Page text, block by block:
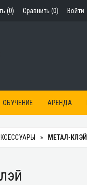
(0) Сравнить (0) Войти
ОБУЧЕНИЕ АРЕНДА
МЕТАЛ-КЛЭЙ